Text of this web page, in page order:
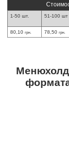
1-50 шт. 51-100 шт
80,10 грн. 78,50грн.